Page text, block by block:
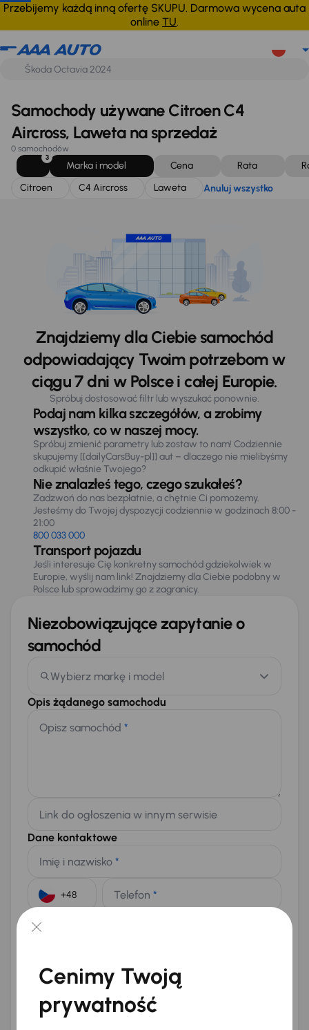
Przebijemy każdą inną ofertę SKUPU. Darmowa wycena auta
online TU.
Citroen C4 Aircross Laweta Anuluj wszystko
Samochody używane Citroen C4
Aircross, Laweta na sprzedaż
0 samochodów
3
Marka i model Cena Rata
Citroen
C4 Aircross Laweta Anuluj wszystko
Znajdziemy dla Ciebie samochód
odpowiadający Twoim potrzebom w
ciągu 7 dni w Polsce i całej Europie.
Spróbuj dostosować filtr lub wyszukać ponownie.
Podaj nam kilka szczegółów, a zrobimy
wszystko, co w naszej mocy.
Spróbuj zmienić parametry lub zostaw to nam! Codziennie
skupujemy [[dailyCarsBuy-pl]] aut – dlaczego nie mielibyśmy
odkupić właśnie Twojego?
Nie znalazłeś tego, czego szukałeś?
Zadzwoń do nas bezpłatnie, a chętnie Ci pomożemy.
Jesteśmy do Twojej dyspozycji codziennie w godzinach 8:00 -
21:00
800 033 000
Transport pojazdu
Jeśli interesuje Cię konkretny samochód gdziekolwiek w
Europie, wyślij nam link! Znajdziemy dla Ciebie podobny w
Polsce lub sprowadzimy go z zagranicy.
Niezobowiązujące zapytanie o
samochód
Wybierz markę i model
Opis żądanego samochodu
Opisz samochód *
Link do ogłoszenia w innym serwisie
Dane kontaktowe
Imię i nazwisko *
Telefon *
E-mail
Na numer telefonu (opcjonalnie)
Wyślij zapytanie
Cenimy Twoją
prywatność